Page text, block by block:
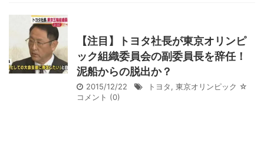
【注目】トヨタ社長が東京オリンピ
ック組織委員会の副委員長を辞任！
泥船からの脱出か？
2015/12/22 トヨタ, 東京オリンピック ☆
コメント (0)